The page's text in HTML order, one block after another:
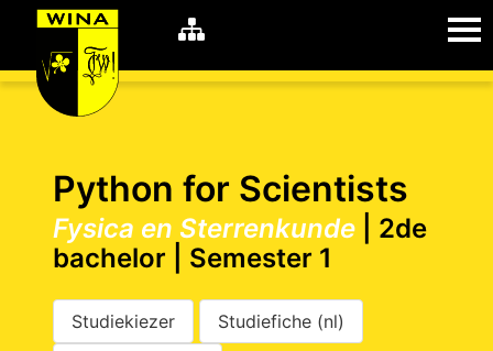
Career
Shop
Home
Schachten
Python for Scientists
Fysica en Sterrenkunde
| 2de
bachelor | Semester 1
Studiekiezer
Studiefiche (nl)